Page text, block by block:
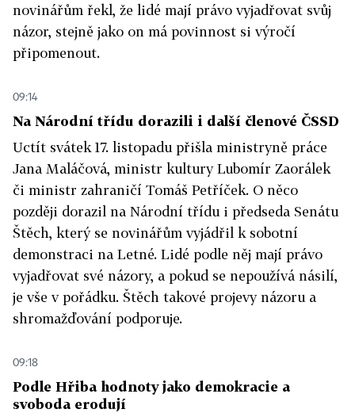
novinářům řekl, že lidé mají právo vyjadřovat svůj
názor, stejně jako on má povinnost si výročí
připomenout.
09:14
Na Národní třídu dorazili i další členové ČSSD
Uctít svátek 17. listopadu přišla ministryně práce
Jana Maláčová, ministr kultury Lubomír Zaorálek
či ministr zahraničí Tomáš Petříček. O něco
později dorazil na Národní třídu i předseda Senátu
Štěch, který se novinářům vyjádřil k sobotní
demonstraci na Letné. Lidé podle něj mají právo
vyjadřovat své názory, a pokud se nepoužívá násilí,
je vše v pořádku. Štěch takové projevy názoru a
shromažďování podporuje.
09:18
Podle Hřiba hodnoty jako demokracie a
svoboda erodují